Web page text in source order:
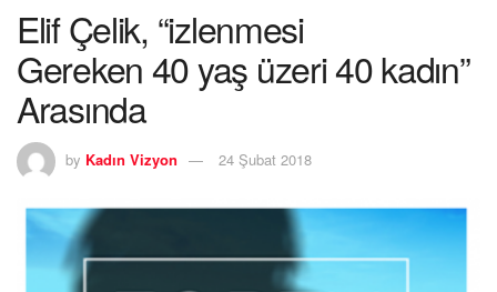
Elif Çelik, “izlenmesi
Gereken 40 yaş üzeri 40 kadın”
Arasında
by Kadın Vizyon 24 Şubat 2018